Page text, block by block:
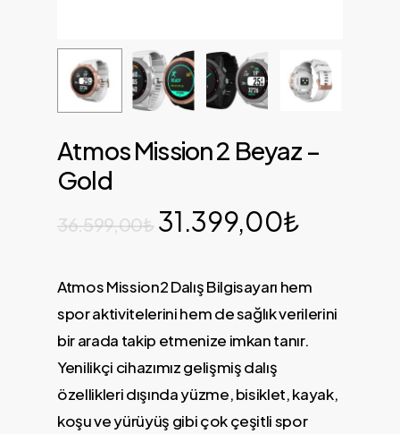
Atmos Mission 2 Beyaz –
Gold
36.599,00₺ 31.399,00₺
Atmos Mission2 Dalış Bilgisayarı hem
spor aktivitelerini hem de sağlık verilerini
bir arada takip etmenize imkan tanır.
Yenilikçi cihazımız gelişmiş dalış
özellikleri dışında yüzme, bisiklet, kayak,
koşu ve yürüyüş gibi çok çeşitli spor